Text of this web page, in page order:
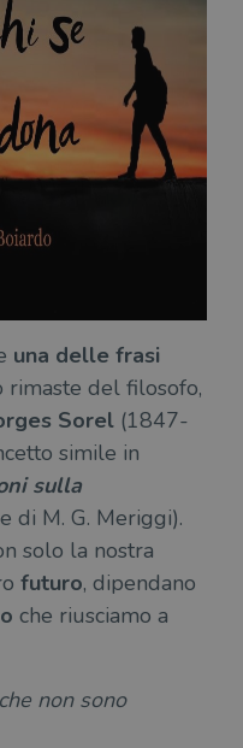
una delle frasi
rimaste del filosofo,
Sorel (1847-
simile in
sulla
di M. G. Meriggi).
solo la nostra
futuro, dipendano
che riusciamo a
non sono